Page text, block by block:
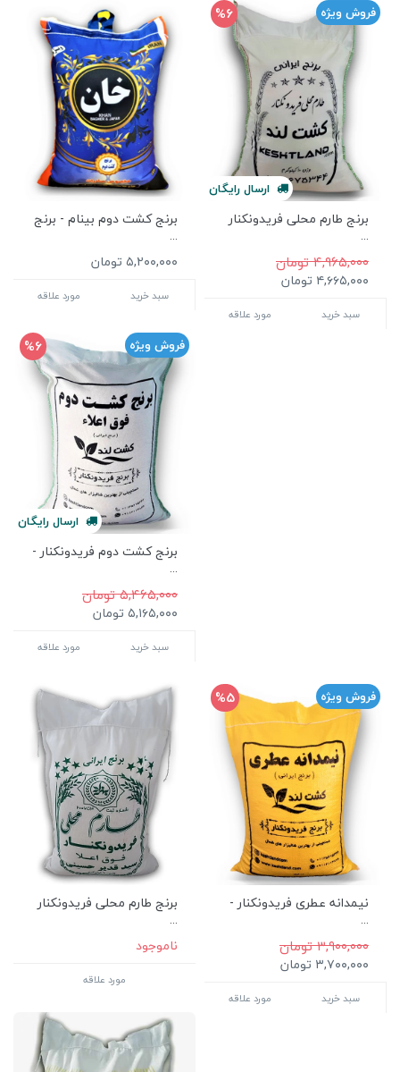
فروش ویژه %6
ارسالرایگان
برنج طارم محلی فریدونکنار
...
۴,۹۶۵,۰۰۰ تومان
۴,۶۶۵,۰۰۰ تومان
سبد خرید مورد علاقه
برنج کشت دوم بینام - برنج
...
۵,۲۰۰,۰۰۰ تومان
سبد خرید مورد علاقه
فروش ویژه %6
ارسالرایگان
برنج کشت دوم فریدونکنار -
...
۵,۴۶۵,۰۰۰ تومان
۵,۱۶۵,۰۰۰ تومان
سبد خرید مورد علاقه
فروش ویژه %5
نیمدانه عطری فریدونکنار -
...
۳,۹۰۰,۰۰۰ تومان
۳,۷۰۰,۰۰۰ تومان
سبد خرید مورد علاقه
برنج طارم محلی فریدونکنار
...
ناموجود
مورد علاقه